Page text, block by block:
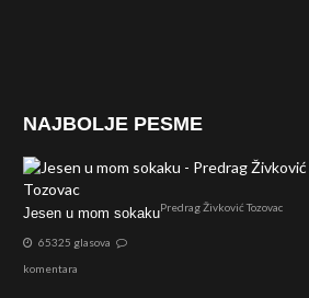
NAJBOLJE PESME
Jesen u mom sokakuPredrag Živković Tozovac
65325 glasova
komentara